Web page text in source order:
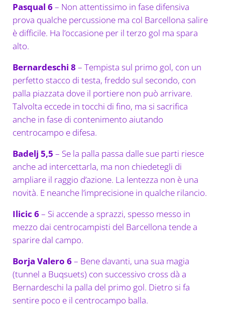
Pasqual 6– Non attentissimo in fase difensiva
prova qualche percussione ma col Barcellona salire
è difficile. Ha l’occasione per il terzo gol ma spara
alto.
Bernardeschi 8 – Tempista sul primo gol, con un
perfetto stacco di testa, freddo sul secondo, con
palla piazzata dove il portiere non può arrivare.
Talvolta eccede in tocchi di fino, ma si sacrifica
anche in fase di contenimento aiutando
centrocampo e difesa.
Badelj 5,5 – Se la palla passa dalle sue parti riesce
anche ad intercettarla, ma non chiedetegli di
ampliare il raggio d’azione. La lentezza non è una
novità. E neanche l’imprecisione in qualche rilancio.
Ilicic 6– Si accende a sprazzi, spesso messo in
mezzo dai centrocampisti del Barcellona tende a
sparire dal campo.
Borja Valero 6– Bene davanti, una sua magia
(tunnel a Buqsuets) con successivo cross dà a
Bernardeschi la palla del primo gol. Dietro si fa
sentire poco e il centrocampo balla.